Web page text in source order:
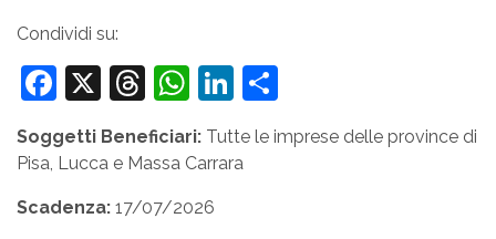
Condividi su:
Facebook
X Threads
WhatsApp
LinkedIn
Soggetti Beneficiari: Tutte le imprese delle province di
Pisa, Lucca e Massa Carrara
Scadenza: 17/07/2026